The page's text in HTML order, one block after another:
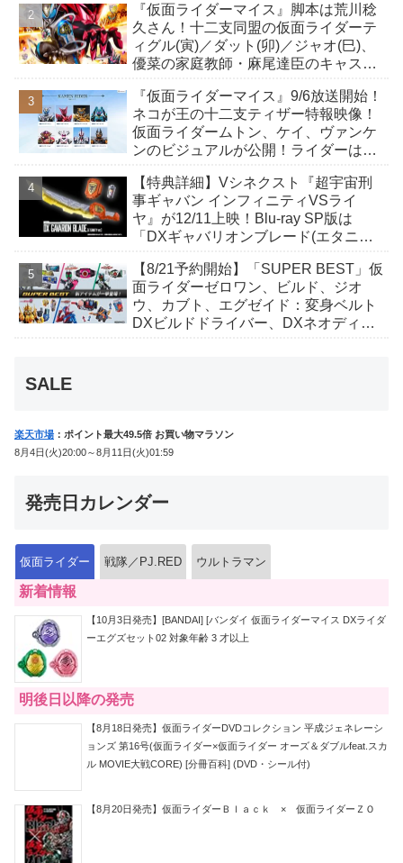
も！
『仮面ライダーマイス』脚本は荒川稔
久さん！十二支同盟の仮面ライダーテ
ィグル(寅)／ダット(卯)／ジャオ(巳)、
優菜の家庭教師・麻尾達臣のキャスト
んも変身！
『仮面ライダーマイス』9/6放送開始！
ネコが王の十二支ティザー特報映像！
仮面ライダームトン、ケイ、ヴァンケ
ンのビジュアルが公開！ライダーは子
【特典詳細】Vシネクスト『超宇宙刑
事ギャバン インフィニティVSライ
ヤ』が12/11上映！Blu-ray SP版は
「DXギャバリオンブレード(エタニテ
か豪華特典付き！
【8/21予約開始】「SUPER BEST」仮
面ライダーゼロワン、ビルド、ジオ
ウ、カブト、エグゼイド：変身ベルト
DXビルドドライバー、DXネオディケ
SALE
楽天市場 ：ポイント最大49.5倍 お買い物マラソン
8月4日(火)20:00～8月11日(火)01:59
発売日カレンダー
仮面ライダー 戦隊／PJ.RED ウルトラマン
新着情報
【10月3日発売】[BANDAI] [バンダイ 仮面ライダーマイス DXライダ
ーエグズセット02 対象年齢 3 才以上
明後日以降の発売
【8月18日発売】仮面ライダーDVDコレクション 平成ジェネレーシ
ョンズ 第16号(仮面ライダー×仮面ライダー オーズ＆ダブルfeat.スカ
ル MOVIE大戦CORE) [分冊百科] (DVD・シール付)
【8月20日発売】仮面ライダーＢｌａｃｋ × 仮面ライダーＺＯ